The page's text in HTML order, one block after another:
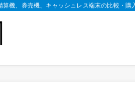
算機、券売機、キャッシュレス端末の比較・